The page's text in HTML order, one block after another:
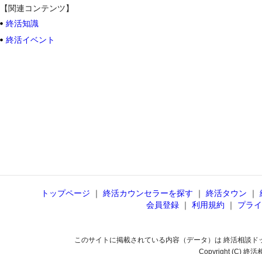
【関連コンテンツ】
終活知識
終活イベント
トップページ ｜ 終活カウンセラーを探す ｜ 終活タウン ｜
会員登録 ｜ 利用規約 ｜ プラ
このサイトに掲載されている内容（データ）は 終活相談
Copyright (C) 終活